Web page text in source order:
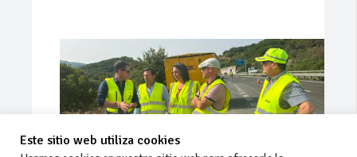
Este sitio web utiliza cookies